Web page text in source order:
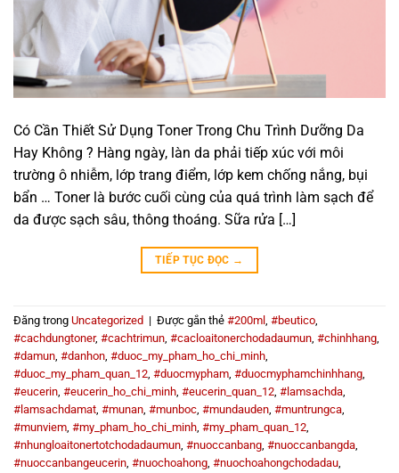
Có Cần Thiết Sử Dụng Toner Trong Chu Trình Dưỡng Da
Hay Không ? Hàng ngày, làn da phải tiếp xúc với môi
trường ô nhiễm, lớp trang điểm, lớp kem chống nắng, bụi
bẩn … Toner là bước cuối cùng của quá trình làm sạch để
da được sạch sâu, thông thoáng. Sữa rửa […]
TIẾP TỤC ĐỌC →
Đăng trong Uncategorized | Được gắn thẻ #200ml , #beutico,
#cachdungtoner, #cachtrimun, #cacloaitonerchodadaumun, #chinhhang,
#damun, #danhon, #duoc_my_pham_ho_chi_minh,
#duoc_my_pham_quan_12, #duocmypham, #duocmyphamchinhhang,
#eucerin, #eucerin_ho_chi_minh, #eucerin_quan_12, #lamsachda,
#lamsachdamat, #munan, #munboc, #mundauden, #muntrungca,
#munviem, #my_pham_ho_chi_minh, #my_pham_quan_12,
#nhungloaitonertotchodadaumun, #nuoccanbang, #nuoccanbangda,
#nuoccanbangeucerin, #nuochoahong, #nuochoahongchodadau,